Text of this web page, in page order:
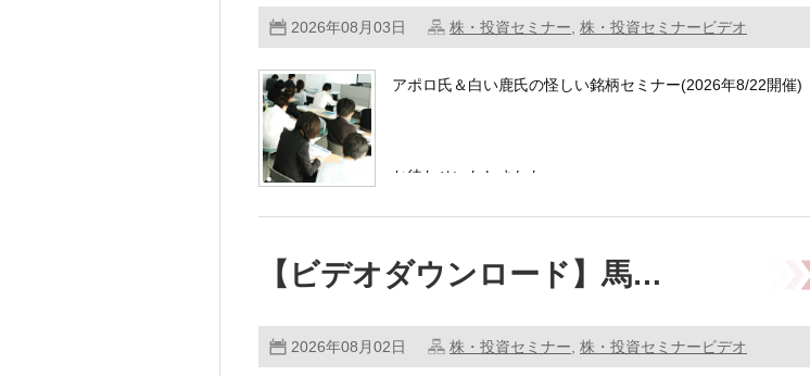
2026年08月03日 株・投資セミナー 株・投資セミナービデオ
アポロ氏＆白い鹿氏の怪しい銘柄セミナー(2026年8/22開催)
お待たせいたしました。
【ビデオダウンロード】馬…
2026年08月02日 株・投資セミナー 株・投資セミナービデオ